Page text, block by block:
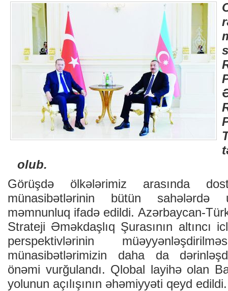
olub.
Görüşdə ölkələrimiz arasında
münasibətlərinin bütün sahələrdə
məmnunluq ifadə edildi. Azərbaycan-
Strateji Əməkdaşlıq Şurasının altıncı
perspektivlərinin
münasibətlərimizin daha da
önəmi vurğulandı. Qlobal layihə olan
yolunun açılışının əhəmiyyəti qeyd edildi.